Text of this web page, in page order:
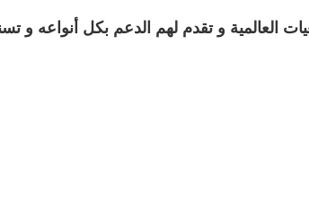
العالمية و تقدم لهم الدعم بكل أنواعه و